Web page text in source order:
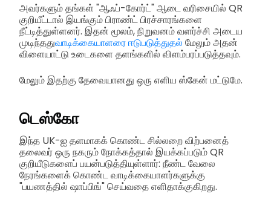
அவர்களும் தங்கள் "ஆஃப்-கோர்ட்" ஆடை வரிசையில் QR
குறியீட்டால் இயங்கும் பிராண்ட் பிரச்சாரங்களை
நீட்டித்துள்ளனர். இதன் மூலம், நிறுவனம் வளர்ச்சி அடைய
முடிந்ததுவாடிக்கையாளரை ஈடுபடுத்துதல் மேலும் அதன்
விளையாட்டு உடைகளை தளங்களில் விளம்பரப்படுத்தவும்.
மேலும் இதற்கு தேவையானது ஒரு எளிய ஸ்கேன் மட்டுமே.
டெஸ்கோ
இந்த UK-ஐ தளமாகக் கொண்ட சில்லறை விற்பனைத்
தலைவர் ஒரு நகரும் நோக்கத்தால் இயக்கப்படும் QR
குறியீடுகளைப் பயன்படுத்தியுள்ளார்: நீண்ட வேலை
நேரங்களைக் கொண்ட வாடிக்கையாளர்களுக்கு
"பயணத்தில் ஷாப்பிங்" செய்வதை எளிதாக்குகிறது.